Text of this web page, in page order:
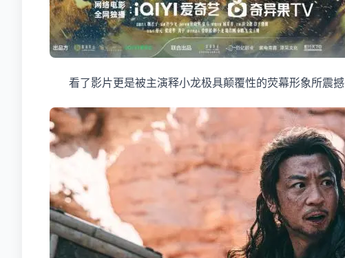
看了影片更是被主演释小龙极具颠覆性的荧幕形象所震